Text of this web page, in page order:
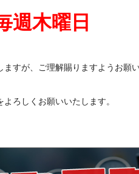
週木曜日
すが、ご理解賜りますようお願
ろしくお願いいたします。